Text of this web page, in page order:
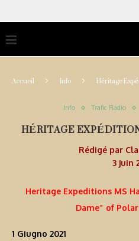
Accueil Info Héritage
Info Trafic Radio
HÉRITAGE
Rédigé par
3 juin
Heritage Expeditions MS
Dame” of
1 Giugno 2021